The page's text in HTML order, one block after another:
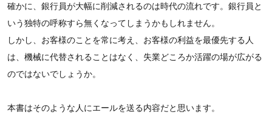
確かに、銀行員が大幅に削減されるのは時代の流れです。銀行員と
いう独特の呼称すら無くなってしまうかもしれません。
しかし、お客様のことを常に考え、お客様の利益を最優先する人
は、機械に代替されることはなく、失業どころか活躍の場が広がる
のではないでしょうか。
本書はそのような人にエールを送る内容だと思います。